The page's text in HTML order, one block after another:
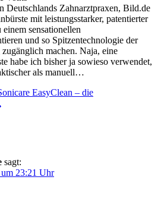
Deutschlands Zahnarztpraxen, Bild.de
mit leistungsstarker, patentierter
sensationellen
und so Spitzentechnologie der
machen. Naja, eine
habe ich bisher ja sowieso verwendet,
als manuell…
EasyClean – die
sagt:
23:21 Uhr